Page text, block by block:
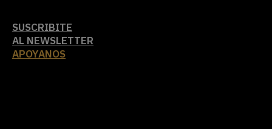
SUSCRIBITE
AL NEWSLETTER
APOYANOS